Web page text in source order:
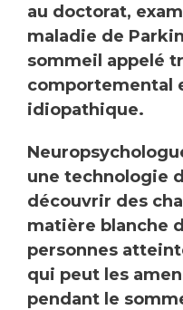
au doctorat,
maladie de
sommeil appelé
comportemental
idiopathique.
une technologie
découvrir des
matière blanche
personnes
qui peut les
pendant le